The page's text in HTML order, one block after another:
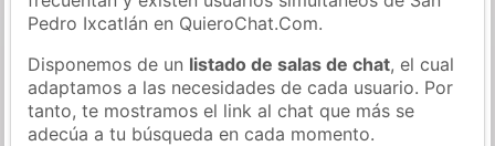
Pedro Ixcatlán en QuieroChat.Com.
Disponemos de un listado de salas de chat, el cual
adaptamos a las necesidades de cada usuario. Por
tanto, te mostramos el link al chat que más se
adecúa a tu búsqueda en cada momento.